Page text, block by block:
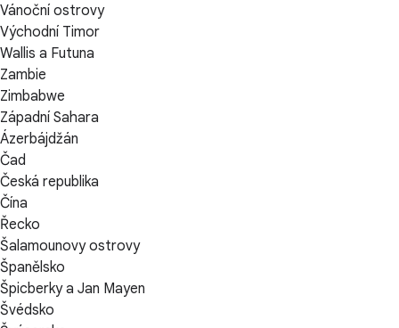
Vánoční ostrovy
Východní Timor
Wallis a Futuna
Zambie
Zimbabwe
Západní Sahara
Ázerbájdžán
Čad
Česká republika
Čína
Řecko
Šalamounovy ostrovy
Španělsko
Špicberky a Jan Mayen
Švédsko